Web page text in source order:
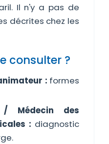
Il n'y a pas de
décrites chez les
consulter ?
: formes
/ Médecin des
: diagnostic